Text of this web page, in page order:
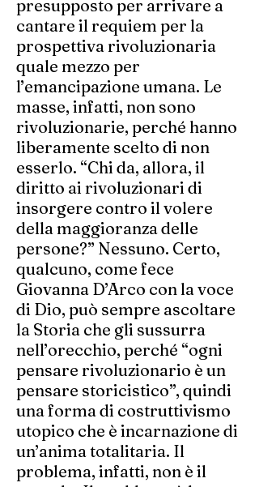
presupposto per arrivare a
cantare il requiem per la
prospettiva rivoluzionaria
quale mezzo per
l’emancipazione umana. Le
masse, infatti, non sono
rivoluzionarie, perché hanno
liberamente scelto di non
esserlo. “Chi da, allora, il
diritto ai rivoluzionari di
insorgere contro il volere
della maggioranza delle
persone?” Nessuno. Certo,
qualcuno, come fece
Giovanna D’Arco con la voce
di Dio, può sempre ascoltare
la Storia che gli sussurra
nell’orecchio, perché “ogni
pensare rivoluzionario è un
pensare storicistico”, quindi
una forma di costruttivismo
utopico che è incarnazione di
un’anima totalitaria. Il
problema, infatti, non è il